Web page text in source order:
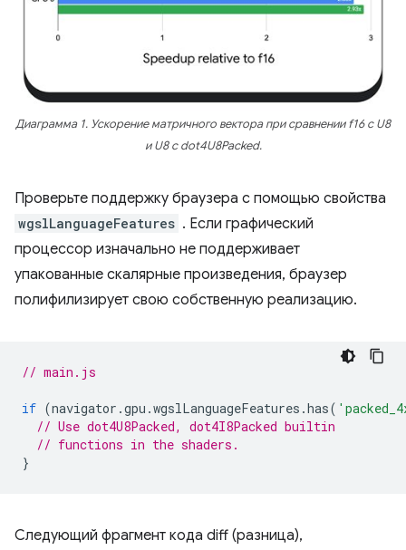
Диаграмма 1. Ускорение матричного вектора при сравнении f16 с U8
и U8 с dot4U8Packed.
Проверьте поддержку браузера с помощью свойства
wgslLanguageFeatures . Если графический
процессор изначально не поддерживает
упакованные скалярные произведения, браузер
полифилизирует свою собственную реализацию.
// main.js
if (navigator .gpu .wgslLanguageFeatures .has(
// Use dot4U8Packed, dot4I8Packed builtin
// functions in the shaders.
}
Следующий фрагмент кода diff (разница),